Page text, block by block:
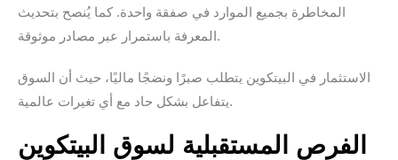
المخاطرة بجميع الموارد في صفقة واحدة. كما يُنصح بتحديث
المعرفة باستمرار عبر مصادر موثوقة.
الاستثمار في البيتكوين يتطلب صبرًا ونضجًا ماليًا، حيث أن السوق
يتفاعل بشكل حاد مع أي تغيرات عالمية.
الفرص المستقبلية لسوق البيتكوين